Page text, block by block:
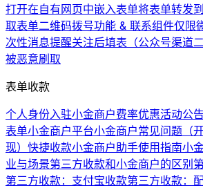
打开在自有网页中嵌入表单将表单转发
取表单二维码拨号功能 & 联系组件仅限
次性消息提醒关注后填表（公众号渠道二
被恶意刷取
表单收款
个人身份入驻小金商户费率优惠活动公告
表单小金商户平台小金商户常见问题（
现） 快捷收款小金商户助手使用指南小
业与场景第三方收款和小金商户的区别
第三方收款：支付宝收款第三方收款：